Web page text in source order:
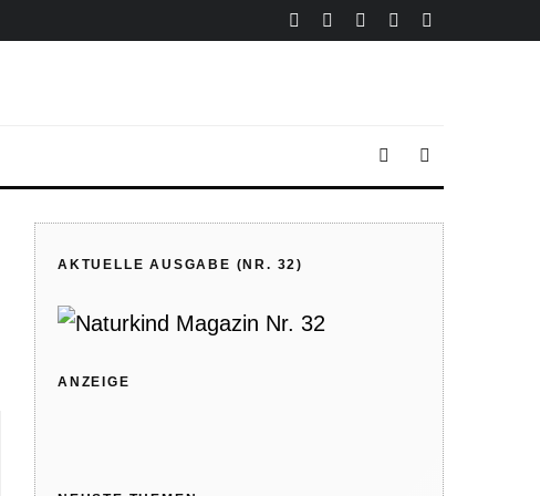
AKTUELLE AUSGABE (NR. 32)
ANZEIGE